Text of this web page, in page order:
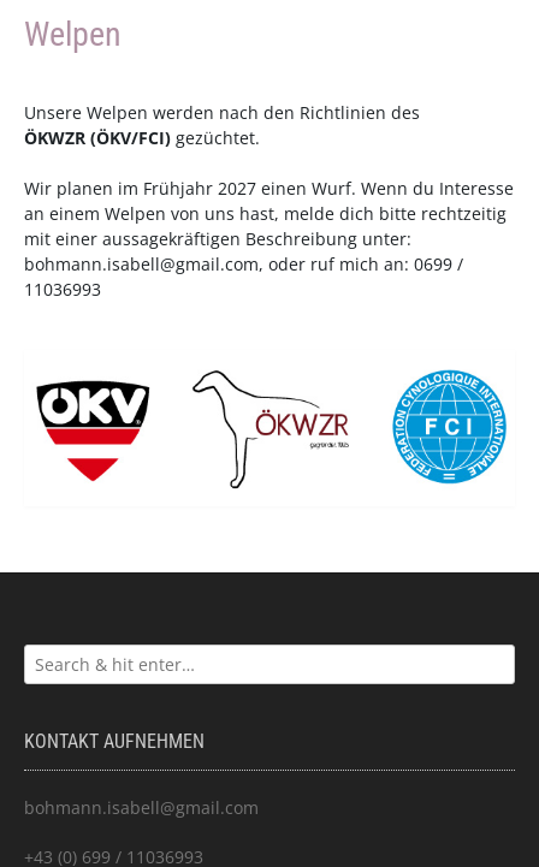
Welpen
Unsere Welpen werden nach den Richtlinien des
ÖKWZR (ÖKV/FCI) gezüchtet.
Wir planen im Frühjahr 2027 einen Wurf. Wenn du Interesse
an einem Welpen von uns hast, melde dich bitte rechtzeitig
mit einer aussagekräftigen Beschreibung unter:
bohmann.isabell@gmail.com, oder ruf mich an: 0699 /
11036993
KONTAKT AUFNEHMEN
bohmann.isabell@gmail.com
+43 (0) 699 / 11036993